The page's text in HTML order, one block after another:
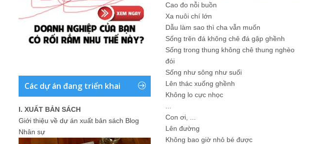
Các dự án đang triển khai
I. XUẤT BẢN SÁCH
Giới thiệu về dự án xuất bản sách Blog
Nhân sự
Cao đo nỗi buồn
Xa nuôi chí lớn
Dẫu làm sao thì cha vẫn muốn
Sống trên đá không chê đá gập ghềnh
Sống trong thung không chê thung nghèo
đói
Sống như sông như suối
Lên thác xuống ghềnh
Không lo cực nhọc
Con ơi, ...
Lên đường
Không bao giờ nhỏ bé được